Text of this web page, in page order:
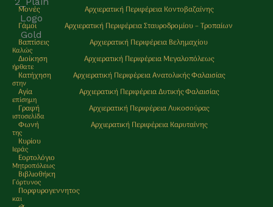
Καλώς
ήρθατε
στην
επίσημη
ιστοσελίδα
της
Ιεράς
Μητρoπόλεως
Γόρτυνος
και
Μονές
Γάμοι
Βαπτίσεις
Διοίκηση
Κατήχηση
Αγία
Γραφή
Φωνή
Κυρίου
Εορτολόγιο
Βιβλιοθήκη
Πορφυρογεννητος
Αρχιερατική Περιφέρεια Κοντοβαζαίνης
Αρχιερατική Περιφέρεια Σταυροδρομίου – Τροπαίων
Αρχιερατική Περιφέρεια Βελημαχίου
Αρχιερατική Περιφέρεια Μεγαλοπόλεως
Αρχιερατική Περιφέρεια Ανατολικής Φαλαισίας
Αρχιερατική Περιφέρεια Δυτικής Φαλαισίας
Αρχιερατική Περιφέρεια Λυκοσούρας
Αρχιερατική Περιφέρεια Καρυταίνης